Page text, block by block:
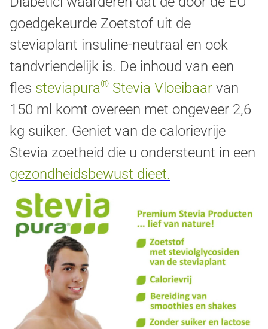
goedgekeurde Zoetstof uit de
steviaplant insuline-neutraal en ook
tandvriendelijk is. De inhoud van een
fles steviapura® Stevia Vloeibaar van
150 ml komt overeen met ongeveer 2,6
kg suiker. Geniet van de calorievrije
Stevia zoetheid die u ondersteunt in een
gezondheidsbewust dieet.